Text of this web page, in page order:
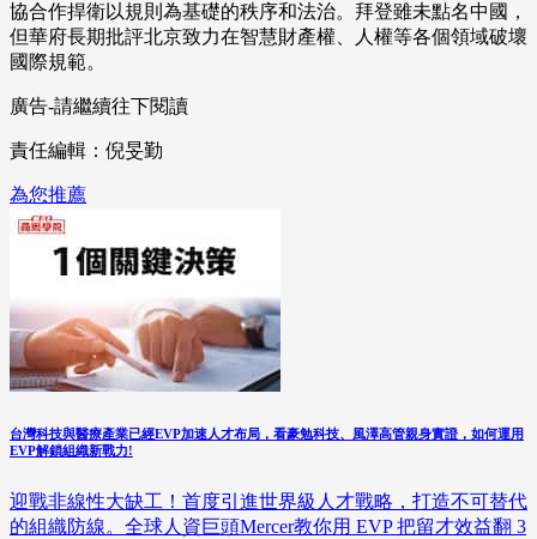
協合作捍衛以規則為基礎的秩序和法治。拜登雖未點名中國，
但華府長期批評北京致力在智慧財產權、人權等各個領域破壞
國際規範。
廣告-請繼續往下閱讀
責任編輯：倪旻勤
為您推薦
台灣科技與醫療產業已經EVP加速人才布局，看豪勉科技、風澤高管親身實證，如何運用
EVP解鎖組織新戰力!
迎戰非線性大缺工！首度引進世界級人才戰略，打造不可替代
的組織防線。全球人資巨頭Mercer教你用 EVP 把留才效益翻 3